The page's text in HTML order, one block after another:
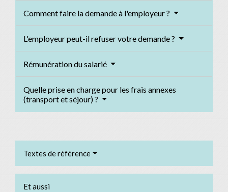
Comment faire la demande à l'employeur ?
L'employeur peut-il refuser votre demande ?
Rémunération du salarié
Quelle prise en charge pour les frais annexes
(transport et séjour) ?
Textes de référence
Et aussi